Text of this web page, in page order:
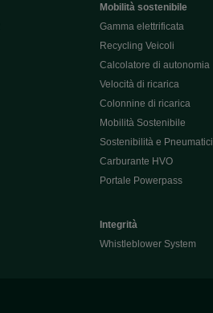
Mobilità sostenibile
Gamma elettrificata
Recycling Veicoli
Calcolatore di autonomia
Velocità di ricarica
Colonnine di ricarica
Mobilità Sostenibile
Sostenibilità e Pneumatici
Carburante HVO
Portale Powerpass
Integrità
Whistleblower System